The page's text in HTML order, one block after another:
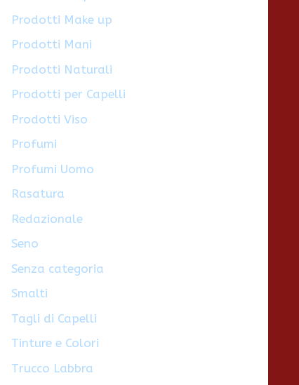
Prodotti Make up
Prodotti Mani
Prodotti Naturali
Prodotti per Capelli
Prodotti Viso
Profumi
Profumi Uomo
Rasatura
Redazionale
Seno
Senza categoria
Smalti
Tagli di Capelli
Tinture e Colori
Trucco Labbra